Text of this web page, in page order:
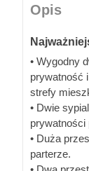
Opis
• Wygodny
prywatność
strefy
• Dwie
prywatności
• Duża
parterze.